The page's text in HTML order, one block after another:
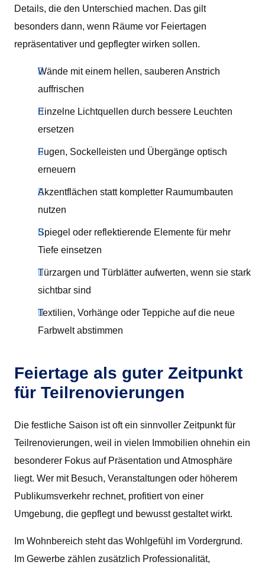
Details, die den Unterschied machen. Das gilt
besonders dann, wenn Räume vor Feiertagen
repräsentativer und gepflegter wirken sollen.
Wände mit einem hellen, sauberen Anstrich
auffrischen
Einzelne Lichtquellen durch bessere Leuchten
ersetzen
Fugen, Sockelleisten und Übergänge optisch
erneuern
Akzentflächen statt kompletter Raumumbauten
nutzen
Spiegel oder reflektierende Elemente für mehr
Tiefe einsetzen
Türzargen und Türblätter aufwerten, wenn sie stark
sichtbar sind
Textilien, Vorhänge oder Teppiche auf die neue
Farbwelt abstimmen
Feiertage als guter Zeitpunkt
für Teilrenovierungen
Die festliche Saison ist oft ein sinnvoller Zeitpunkt für
Teilrenovierungen, weil in vielen Immobilien ohnehin ein
besonderer Fokus auf Präsentation und Atmosphäre
liegt. Wer mit Besuch, Veranstaltungen oder höherem
Publikumsverkehr rechnet, profitiert von einer
Umgebung, die gepflegt und bewusst gestaltet wirkt.
Im Wohnbereich steht das Wohlgefühl im Vordergrund.
Im Gewerbe zählen zusätzlich Professionalität,